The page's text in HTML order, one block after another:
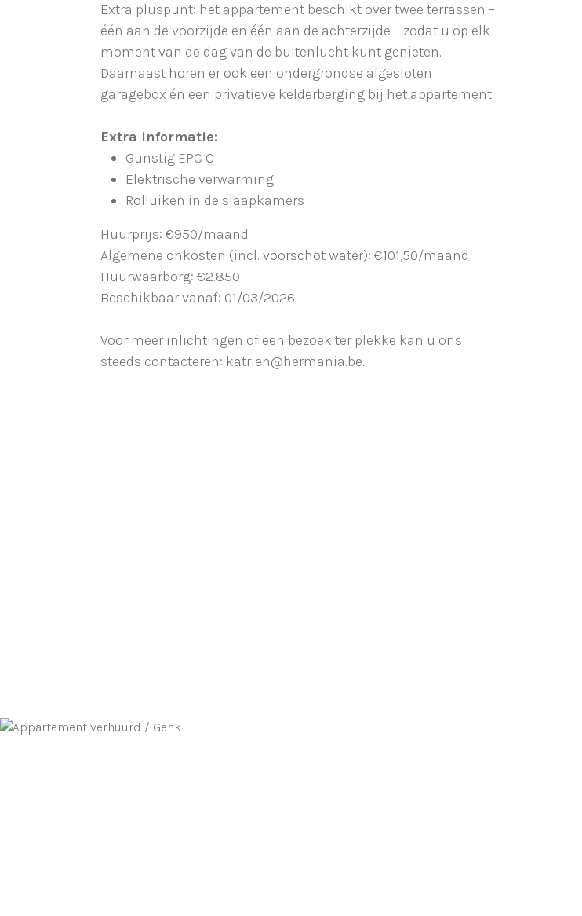
Extra pluspunt: het appartement beschikt over twee terrassen –
één aan de voorzijde en één aan de achterzijde – zodat u op elk
moment van de dag van de buitenlucht kunt genieten.
Daarnaast horen er ook een ondergrondse afgesloten
garagebox én een privatieve kelderberging bij het appartement.
Extra informatie:
Gunstig EPC C
Elektrische verwarming
Rolluiken in de slaapkamers
Huurprijs: €950/maand
Algemene onkosten (incl. voorschot water): €101,50/maand
Huurwaarborg: €2.850
Beschikbaar vanaf: 01/03/2026
Voor meer inlichtingen of een bezoek ter plekke kan u ons
steeds contacteren: katrien@hermania.be.